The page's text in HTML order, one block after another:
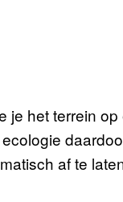
je het terrein
af te